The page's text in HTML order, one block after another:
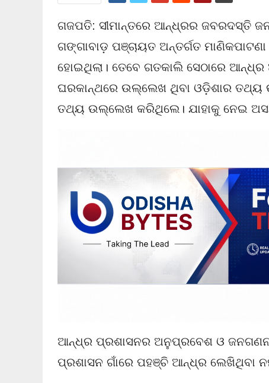
ଗଜପତି: ସୀମାନ୍ତରେ ଆନ୍ଧ୍ରର ଜବରଦସ୍ତି
ଗଙ୍ଗାବାଡ଼ ପଞ୍ଚାୟତ ଅନ୍ତର୍ଗତ
ହୋଇଥିଲା। ତେବେ ଗତକାଲି ସେଠାରେ
ଘରକାନ୍ଥରେ ଉଲ୍ଲେଖ ଥିବା ଓଡ଼ିଶାର
ତଥ୍ୟ ଉଲ୍ଲେଖ କରିଥିଲେ। ଯାହାକୁ ନେଇ
ଆନ୍ଧ୍ର ପ୍ରଶାସନର ଅନୁପ୍ରବେଶ ଓ
ପ୍ରଶାସନ ଗାଁରେ ପହଞ୍ଚି ଆନ୍ଧ୍ର ଲେଖିଥିବା